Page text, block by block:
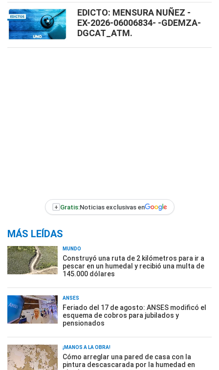
EDICTO: MENSURA NUÑEZ -
EX-2026-06006834- -GDEMZA-
DGCAT_ATM.
+ Gratis:Noticias exclusivas en
MÁS LEÍDAS
MUNDO
Construyó una ruta de 2 kilómetros para ir a
pescar en un humedal y recibió una multa de
145.000 dólares
ANSES
Feriado del 17 de agosto: ANSES modificó el
esquema de cobros para jubilados y
pensionados
¡MANOS A LA OBRA!
Cómo arreglar una pared de casa con la
pintura descascarada por la humedad en